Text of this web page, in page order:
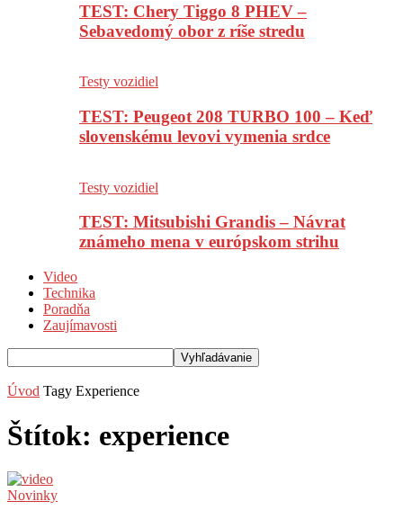
TEST: Chery Tiggo 8 PHEV –
Sebavedomý obor z ríše stredu
Testy vozidiel
TEST: Peugeot 208 TURBO 100 – Keď
slovenskému levovi vymenia srdce
Testy vozidiel
TEST: Mitsubishi Grandis – Návrat
známeho mena v európskom strihu
Video
Technika
Poradňa
Zaujímavosti
Úvod Tagy Experience
Štítok: experience
Novinky